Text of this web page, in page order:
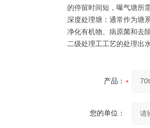
的停留时间短，曝气塘所
深度处理塘：通常作为塘
净化有机物、病原菌和去
二级处理工工艺的处理出
产品：
您的单位：